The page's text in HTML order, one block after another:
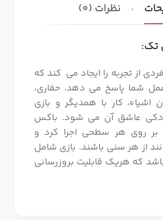
نظرات (0)
از تجربه را ایجاد می کند که
شما پاسخ می دهد. حفاری،
اشیاء، کار با همدیگر و بازی
عاشق آن می شود. باکس
روی هر سطحی اجرا کرد و
از هر سنی باشند. بازی شامل
که هریک قابلیت بروزرسانی